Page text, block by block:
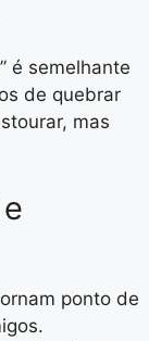
é semelhante
de quebrar
mas
ponto de